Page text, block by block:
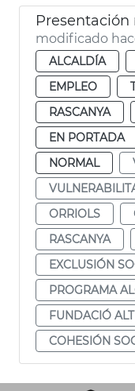
modificado
ALCALDÍA
EMPLEO
RASCANYA
EN PORTADA
NORMAL
ORRIOLS
RASCANYA
EXCLUSIÓN
PROGRAMA
FUNDACIÓ
COHESIÓN